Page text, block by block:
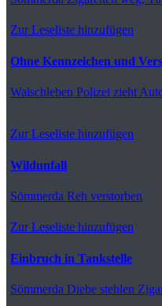
Zur Leseliste hinzufügen
Ohne Kennzeichen und
Walschleben Polizei zieht
Zur Leseliste hinzufügen
Wildunfall
Sömmerda Reh verstorben
Zur Leseliste hinzufügen
Einbruch in Tankstelle
Sömmerda Diebe stehlen